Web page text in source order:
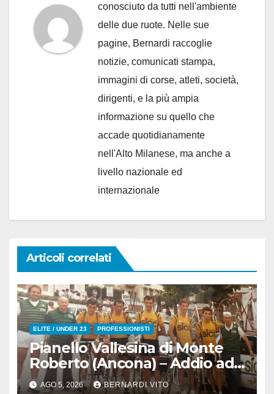
conosciuto da tutti nell'ambiente
delle due ruote. Nelle sue
pagine, Bernardi raccoglie
notizie, comunicati stampa,
immagini di corse, atleti, società,
dirigenti, e la più ampia
informazione su quello che
accade quotidianamente
nell'Alto Milanese, ma anche a
livello nazionale ed
internazionale
Articoli correlati
ELITE / UNDER 23 PROFESSIONISTI
Pianello Vallesina di Monte
Roberto (Ancona) – Addio ad
Alderino Bartoloni, Direttore
AGO 5, 2026 BERNARDI VITO